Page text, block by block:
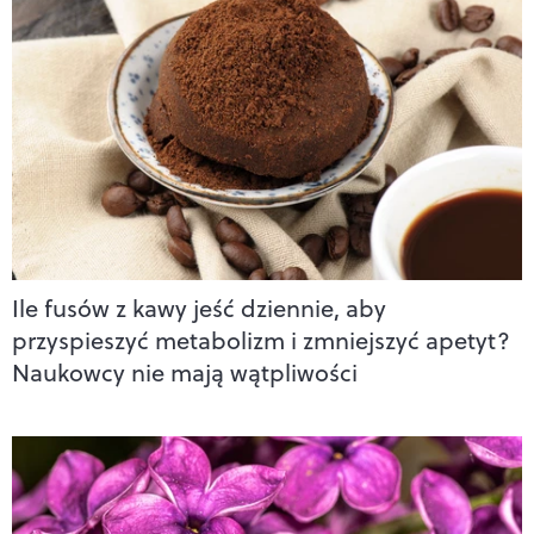
Ile fusów z kawy jeść dziennie, aby
przyspieszyć metabolizm i zmniejszyć apetyt?
Naukowcy nie mają wątpliwości